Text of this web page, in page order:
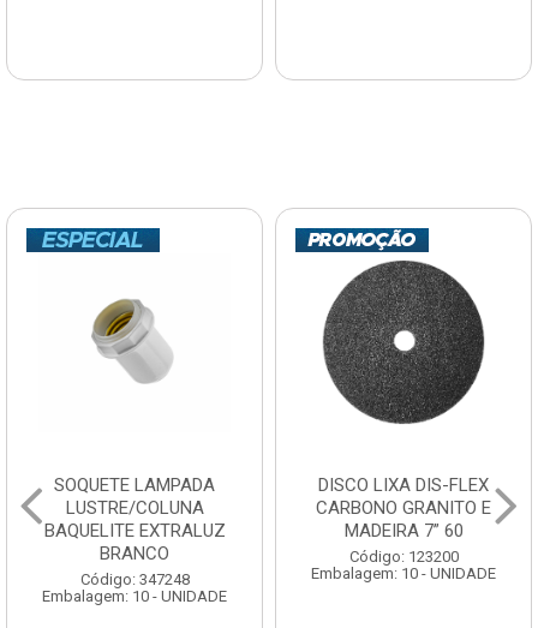
SOQUETE LAMPADA
LUSTRE/COLUNA
BAQUELITE EXTRALUZ
BRANCO
Código: 347248
Embalagem: 10 - UNIDADE
DISCO LIXA DIS-FLEX
CARBONO GRANITO E
MADEIRA 7” 60
Código: 123200
Embalagem: 10 - UNIDADE